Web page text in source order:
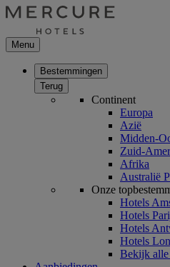
Menu
Bestemmingen
Terug
Continent
Europa
Azië
Midden-
Zuid-
Afrika
Australië
Onze
Hotels
Hotels
Hotels
Hotels
Bekijk alle